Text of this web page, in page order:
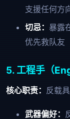
支援任何方
切忌： 暴露
优先救队友
5. 工程手（
核心职责： 反载
武器偏好：